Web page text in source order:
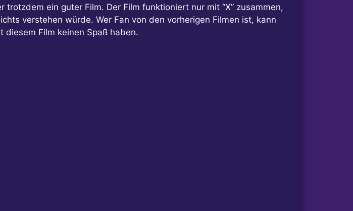
trotzdem ein guter Film. Der Film funktioniert nur mit “X” zusammen,
verstehen würde. Wer Fan von den vorherigen Filmen ist, kann
diesem Film keinen Spaß haben.